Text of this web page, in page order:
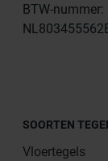
BTW-nummer:
SOORTEN
Vloertegels